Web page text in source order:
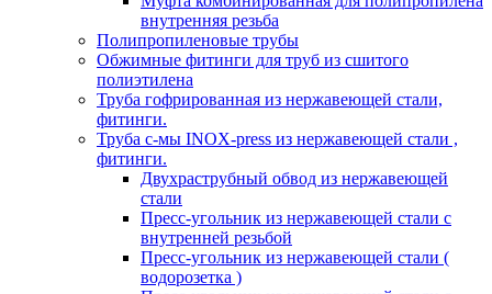
внутренняя резьба
Полипропиленовые трубы
Обжимные фитинги для труб из сшитого
полиэтилена
Труба гофрированная из нержавеющей стали,
фитинги.
Труба с-мы INOX-press из нержавеющей стали ,
фитинги.
Двухраструбный обвод из нержавеющей
стали
Пресс-угольник из нержавеющей стали с
внутренней резьбой
Пресс-угольник из нержавеющей стали (
водорозетка )